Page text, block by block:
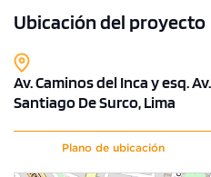
Ubicación del proyecto
Av. Caminos del Inca y esq.
Santiago De Surco, Lima
Plano de ubicación